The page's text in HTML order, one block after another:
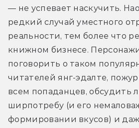
— не успевает наскучить.
редкий случай уместного
реальности, тем более что
книжном бизнесе.
поговорить о таком
читателей янг-эдалте,
всем попаданцев, обсудить
ширпотребу (и его
формировании вкусов) и